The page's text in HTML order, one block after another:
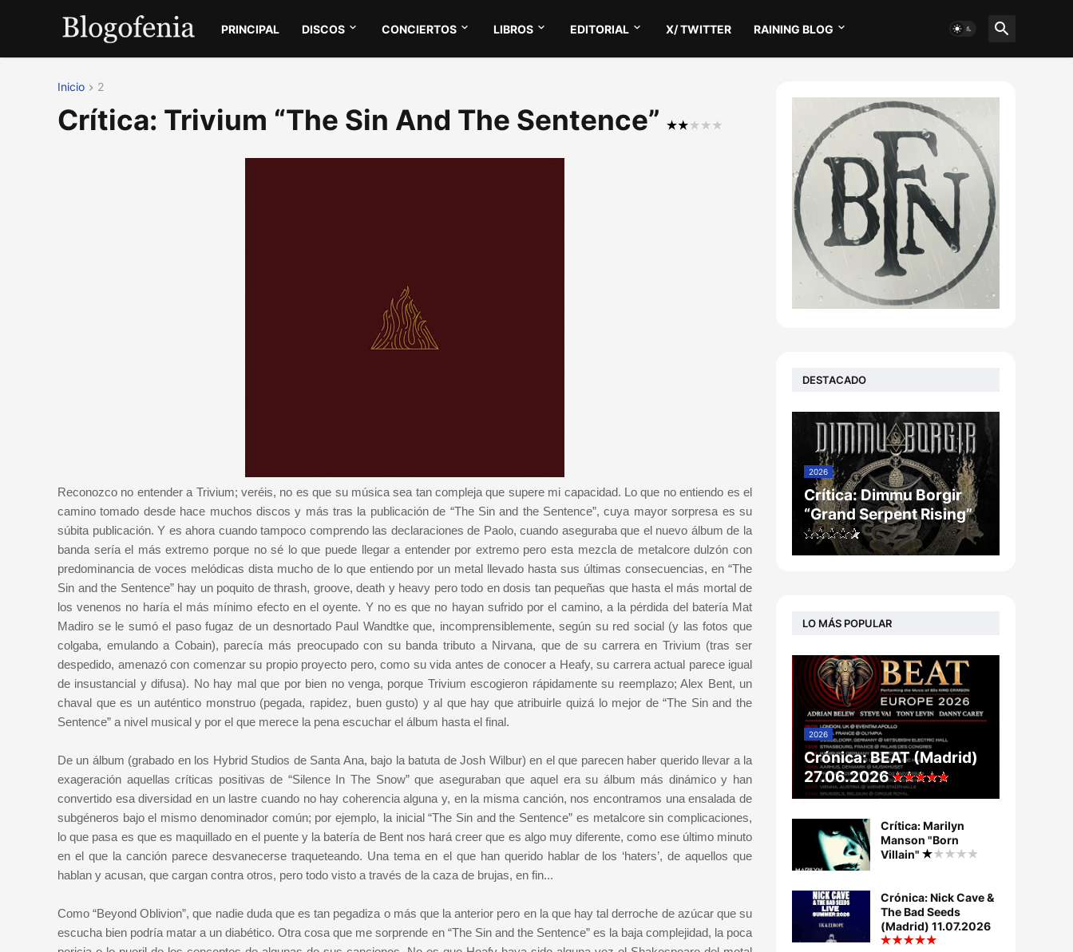
PRINCIPAL DISCOS CONCIERTOS LIBROS EDITORIAL X/ TWITTER RAINING BLOG
Inicio 2
Crítica: Trivium “The Sin And The Sentence”
Reconozco no entender a Trivium; veréis, no es que su música sea tan compleja que supere mi capacidad. Lo que no entiendo es el
camino tomado desde hace muchos discos y más tras la publicación de “The Sin and the Sentence”, cuya mayor sorpresa es su
súbita publicación. Y es ahora cuando tampoco comprendo las declaraciones de Paolo, cuando aseguraba que el nuevo álbum de la
banda sería el más extremo porque no sé lo que puede llegar a entender por extremo pero esta mezcla de metalcore dulzón con
predominancia de voces melódicas dista mucho de lo que entiendo por un metal llevado hasta sus últimas consecuencias, en “The
Sin and the Sentence” hay un poquito de thrash, groove, death y heavy pero todo en dosis tan pequeñas que hasta el más mortal de
los venenos no haría el más mínimo efecto en el oyente. Y no es que no hayan sufrido por el camino, a la pérdida del batería Mat
Madiro se le sumó el paso fugaz de un desnortado Paul Wandtke que, incomprensiblemente, según su red social (y las fotos que
colgaba, emulando a Cobain), parecía más preocupado con su banda tributo a Nirvana, que de su carrera en Trivium (tras ser
despedido, amenazó con comenzar su propio proyecto pero, como su vida antes de conocer a Heafy, su carrera actual parece igual
de insustancial y difusa). No hay mal que por bien no venga, porque Trivium escogieron rápidamente su reemplazo; Alex Bent, un
chaval que es un auténtico monstruo (pegada, rapidez, buen gusto) y al que hay que atribuirle quizá lo mejor de “The Sin and the
Sentence” a nivel musical y por el que merece la pena escuchar el álbum hasta el final.
De un álbum (grabado en los Hybrid Studios de Santa Ana, bajo la batuta de Josh Wilbur) en el que parecen haber querido llevar a la
exageración aquellas críticas positivas de “Silence In The Snow” que aseguraban que aquel era su álbum más dinámico y han
convertido esa diversidad en un lastre cuando no hay coherencia alguna y, en la misma canción, nos encontramos una ensalada de
subgéneros bajo el mismo denominador común; por ejemplo, la inicial “The Sin and the Sentence” es metalcore sin complicaciones,
lo que pasa es que es maquillado en el puente y la batería de Bent nos hará creer que es algo muy diferente, como ese último minuto
en el que la canción parece desvanecerse traqueteando. Una tema en el que han querido hablar de los ‘haters’, de aquellos que
hablan y acusan, que cargan contra otros, pero todo visto a través de la caza de brujas, en fin...
Como “Beyond Oblivion”, que nadie duda que es tan pegadiza o más que la anterior pero en la que hay tal derroche de azúcar que su
escucha bien podría matar a un diabético. Otra cosa que me sorprende en “The Sin and the Sentence” es la baja complejidad, la poca
DESTACADO
2026
Crítica: Dimmu Borgir
“Grand Serpent Rising”
LO MÁS POPULAR
2026
Crónica: BEAT (Madrid)
27.06.2026
Crítica: Marilyn
Manson "Born
Villain"
Crónica: Nick Cave &
The Bad Seeds
(Madrid) 11.07.2026